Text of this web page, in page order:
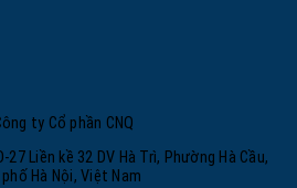
ty Cổ phần CNQ
27 Liền kề 32 DV Hà Trì, Phường Hà Cầu,
Hà Nội, Việt Nam